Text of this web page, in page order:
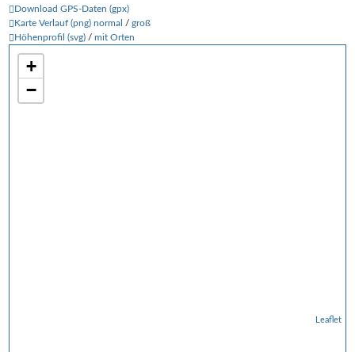
+
−
Leaflet
Download GPS-Daten (gpx)
Karte Verlauf (png) normal /groß
Höhenprofil (svg) /mit Orten